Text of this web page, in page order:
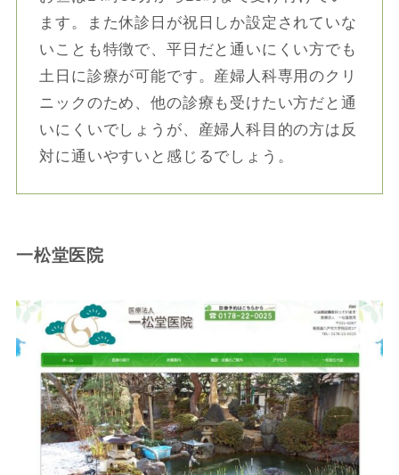
ます。また休診日が祝日しか設定されていな
いことも特徴で、平日だと通いにくい方でも
土日に診療が可能です。産婦人科専用のクリ
ニックのため、他の診療も受けたい方だと通
いにくいでしょうが、産婦人科目的の方は反
対に通いやすいと感じるでしょう。
一松堂医院